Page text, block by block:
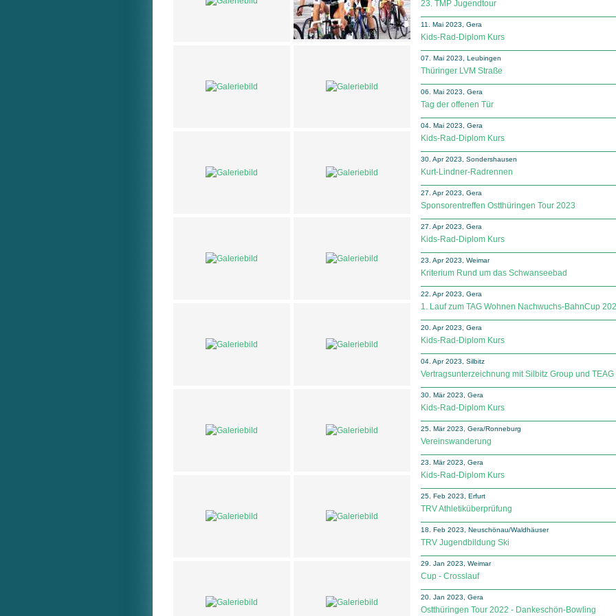
23. TMP Jugendtour
11. Mai 2023, Gera
Kids-Rad-Diplom Kurs
07. Mai 2023, Leubingen
Thüringer LVM Straße
06. Mai 2023, Gera
Tag der offenen Tür
04. Mai 2023, Gera
Kids-Rad-Diplom Kurs
30. Apr 2023, Sondershausen
Kurt-Lindner-Rad­ren­nen
27. Apr 2023, Gera
Sponsorentreffen Ostthüringen Tour 2023
27. Apr 2023, Gera
Kids-Rad-Diplom Kurs
23. Apr 2023, Weimar
Kriterium Rund um das Schwanseebad
22. Apr 2023, Gera
1. Lauf zum TAG Wohnen Nachwuchs-BahnCup
20. Apr 2023, Gera
Kids-Rad-Diplom Kurs
04. Apr 2023, Silbitz
Vertragsunterzeichnung mit Silbitz Group und TEAG
30. Mär 2023, Gera
Kids-Rad-Diplom Kurs
25. Mär 2023, Gera/Ronneburg
Vereinswanderung
23. Mär 2023, Gera
Kids-Rad-Diplom Kurs
25. Feb 2023, Erfurt
TRV Athletiküberprüfung
18. Feb 2023, Neuschönau/Waldhäuser
TRV Jugendbildung Ski
29. Jan 2023, Weimar
Cup - Crosslauf
20. Jan 2023, Gera
Ostthüringen Tour 2022 - Dankeschön-Bowling